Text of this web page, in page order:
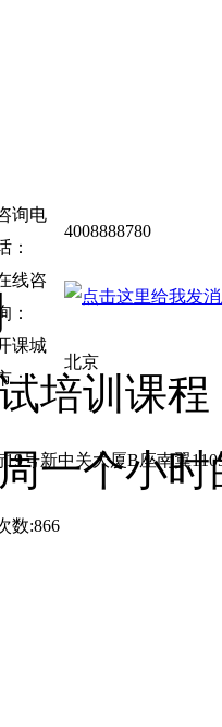
询电
：
4008888780
线咨
：
课城
：
北京
号新中关大厦B座南翼
数:866
培训课程
一个小